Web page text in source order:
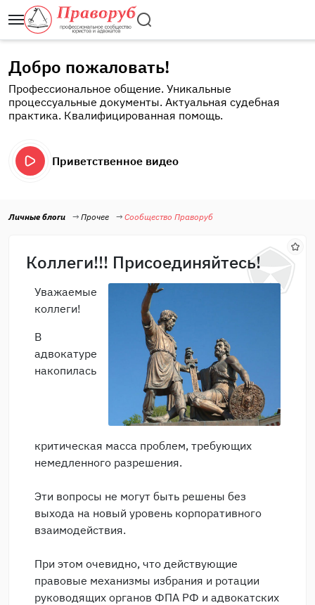
Добро пожаловать!
Профессиональное общение. Уникальные
процессуальные документы. Актуальная судебная
практика. Квалифицированная помощь.
Приветственное видео
Личные блоги Прочее Сообщество Праворуб
Коллеги!!! Присоединяйтесь!
Уважаемые
коллеги!
В
адвокатуре
накопилась
критическая масса проблем, требующих
немедленного разрешения.
Эти вопросы не могут быть решены без
выхода на новый уровень корпоративного
взаимодействия.
При этом очевидно, что действующие
правовые механизмы избрания и ротации
руководящих органов ФПА РФ и адвокатских